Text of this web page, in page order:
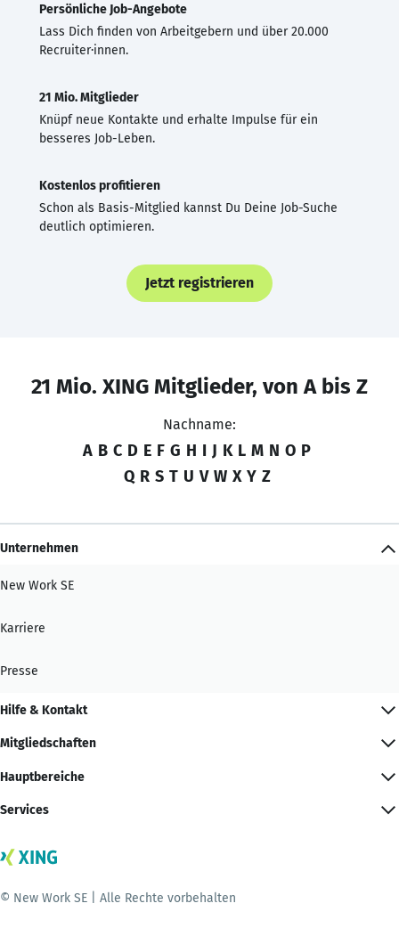
Persönliche Job-Angebote
Lass Dich finden von Arbeitgebern und über 20.000
Recruiter·innen.
21 Mio. Mitglieder
Knüpf neue Kontakte und erhalte Impulse für ein
besseres Job-Leben.
Kostenlos profitieren
Schon als Basis-Mitglied kannst Du Deine Job-Suche
deutlich optimieren.
Jetzt registrieren
21 Mio. XING Mitglieder, von A bis Z
Nachname:
A B C D E F G H I J K L M N O P
Q R S T U V W X Y Z
Unternehmen
New Work SE
Karriere
Presse
Hilfe & Kontakt
Mitgliedschaften
Hauptbereiche
Services
© New Work SE | Alle Rechte vorbehalten